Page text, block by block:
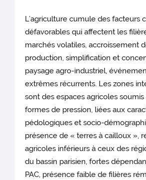
L’agriculture cumule des facteurs
défavorables qui affectent les
marchés volatiles, accroissement
production, simplification et
paysage agro-industriel,
extrêmes récurrents. Les zones
sont des espaces agricoles
formes de pression, liées aux
pédologiques et socio-
présence de « terres à cailloux »,
agricoles inférieurs à ceux des
du bassin parisien, fortes
PAC, présence faible de filières